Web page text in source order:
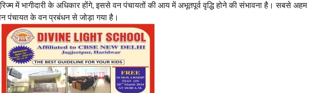
में भागीदारी के अधिकार होंगे, इससे वन पंचायतों की आय में अभूतपूर्व वृद्धि होने की संभावना है। सबसे अहम
पंचायत के वन प्रबंधन से जोड़ा गया है।